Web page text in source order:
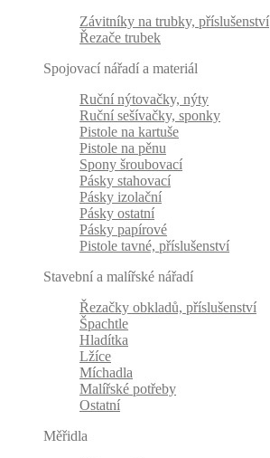
Závitníky na trubky, příslušenství
Řezače trubek
Spojovací nářadí a materiál
Ruční nýtovačky, nýty
Ruční sešívačky, sponky
Pistole na kartuše
Pistole na pěnu
Spony šroubovací
Pásky stahovací
Pásky izolační
Pásky ostatní
Pásky papírové
Pistole tavné, příslušenství
Stavební a malířské nářadí
Řezačky obkladů, příslušenství
Špachtle
Hladítka
Lžíce
Míchadla
Malířské potřeby
Ostatní
Měřidla